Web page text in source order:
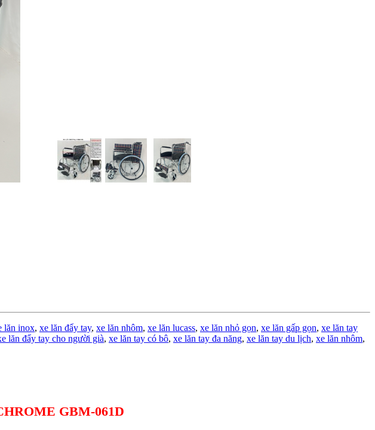
lăn inox, xe lăn đẩy tay, xe lăn nhôm, xe lăn lucass, xe lăn nhỏ gọn, xe lăn gấp gọn, xe lăn tay
lăn đẩy tay cho người già, xe lăn tay có bô, xe lăn tay đa năng, xe lăn tay du lịch, xe lăn nhôm,
GBM-061D